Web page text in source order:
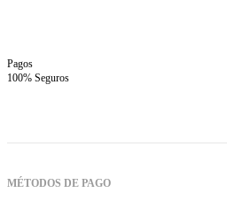
Pagos
100% Seguros
MÉTODOS DE PAGO